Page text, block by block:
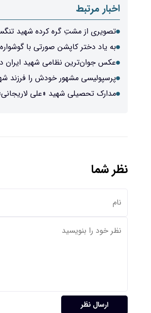
اخبار مرتبط
تصویری از مشتِ گره‌ کرده شهید
به یاد دختر کاپشن صورتی با
عکس جوان‌ترین نظامی شهید ایران
پرسپولیسی مشهور خودش را فرزند
مدارک تحصیلی شهید «علی
نظر شما
ارسال نظر